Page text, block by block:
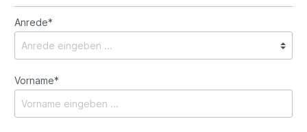
Anrede*
Vorname*